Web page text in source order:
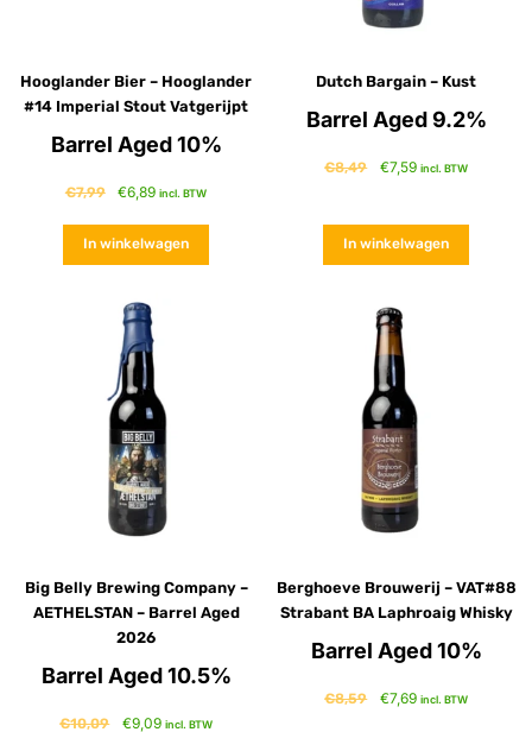
Hooglander Bier – Hooglander
#14 Imperial Stout Vatgerijpt
Barrel Aged 10%
€7,99 €6,89 incl. BTW
In winkelwagen
Dutch Bargain – Kust
Barrel Aged 9.2%
€8,49 €7,59 incl. BTW
In winkelwagen
Big Belly Brewing Company –
AETHELSTAN – Barrel Aged
2026
Barrel Aged 10.5%
€10,09 €9,09 incl. BTW
Berghoeve Brouwerij – VAT#88
Strabant BA Laphroaig Whisky
Barrel Aged 10%
€8,59 €7,69 incl. BTW